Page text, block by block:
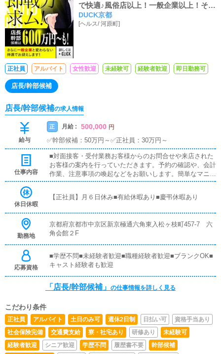
で快適♪風俗店以上！一般企業以上！それ
が＜DUCK京都＞🐤🐤
DUCK京都
[ヘルス/河原町]
正社員 アルバイト 女性歓迎 未経験可 経験者歓迎 即日勤務可
店長/幹部候補
店長/幹部候補の求人情報
給与
正 月給 : 500,000 円
✅幹部候補：50万円～✅正社員：30万円～
仕事内容
■対面接客・受付業務お客様からのお問合せや来店された
お客様の案内を行っていただきます。予約の確認や、会計
作業、注意事項の喚起などをお願いします。簡単なマニュ
アルや、先輩スタッフに付いて業務内容を見ながら徐々に
す。■企画の立案店舗イベントや店舗運営など様々な企画
など、売上UPに繋がる施策の提案を行っていただきま
す。■PC更新業務ヘブンネットなど、ポータルサイト等の
店舗情報更新作業を行っていただきます。キャストの出勤
情報やイベント、求人ブログの作成となります。基本的に
はボタンを押すだけや、ブログの更新時に簡単に文字が入
きます。■清掃・備品管理お客様やキャストの方に快適に
お過ごしいただくため、店内の清掃や備品の管理・補充を
休日休暇
【正社員】月６日休み■有給休暇あり■慶弔休暇あり
勤務地
京都府京都市中京区新京極通六角東入松ヶ枝町457-7 六
角会館２F
応募資格
■学歴不問■未経験者歓迎■職種経験者歓迎■ブランクOK■
キャスト経験者も歓迎
「店長/幹部候補」 の仕事情報を詳しく見る
こだわり条件
正社員 アルバイト 土日のみ可 週休2日制 日払い可
資格手当あり
社会保険完備
交通費支給 寮・社宅あり 研修あり
未経験可
経験者歓迎
シニア歓迎 学歴不問 履歴書不要
幹部候補